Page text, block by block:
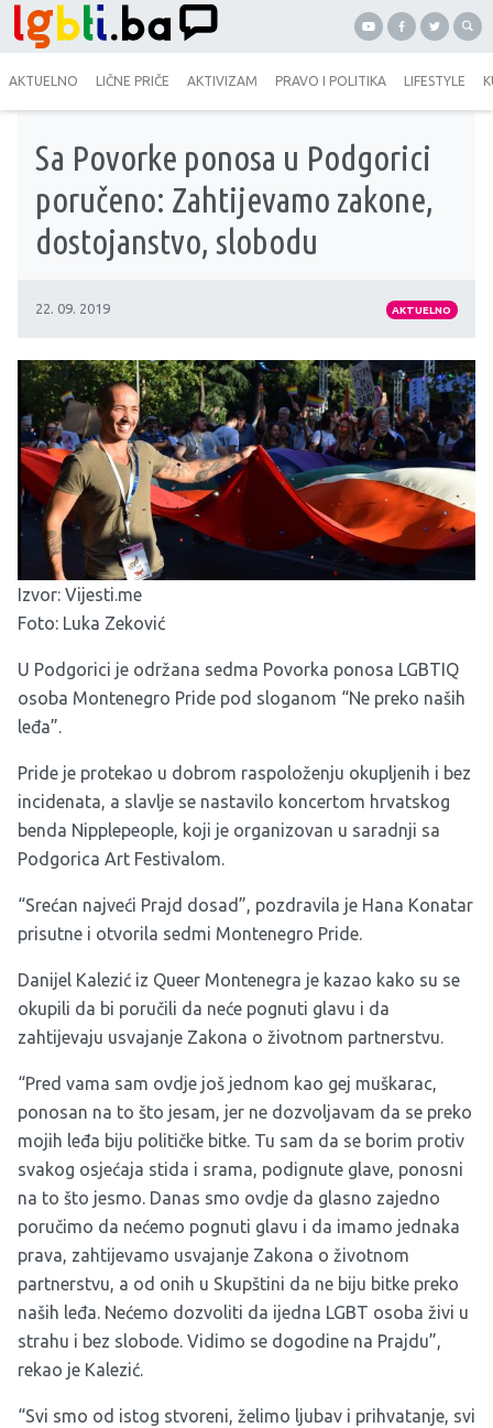
AKTUELNO LIČNE PRIČE AKTIVIZAM PRAVO I POLITIKA LIFESTYLE
Sa Povorke ponosa u Podgorici
poručeno: Zahtijevamo zakone,
dostojanstvo, slobodu
22. 09. 2019 AKTUELNO
Izvor: Vijesti.me
Foto: Luka Zeković
U Podgorici je održana sedma Povorka ponosa LGBTIQ
osoba Montenegro Pride pod sloganom “Ne preko naših
leđa”.
Pride je protekao u dobrom raspoloženju okupljenih i bez
incidenata, a slavlje se nastavilo koncertom hrvatskog
benda Nipplepeople, koji je organizovan u saradnji sa
Podgorica Art Festivalom.
“Srećan najveći Prajd dosad”, pozdravila je Hana Konatar
prisutne i otvorila sedmi Montenegro Pride.
Danijel Kalezić iz Queer Montenegra je kazao kako su se
okupili da bi poručili da neće pognuti glavu i da
zahtijevaju usvajanje Zakona o životnom partnerstvu.
“Pred vama sam ovdje još jednom kao gej muškarac,
ponosan na to što jesam, jer ne dozvoljavam da se preko
mojih leđa biju političke bitke. Tu sam da se borim protiv
svakog osjećaja stida i srama, podignute glave, ponosni
na to što jesmo. Danas smo ovdje da glasno zajedno
poručimo da nećemo pognuti glavu i da imamo jednaka
prava, zahtijevamo usvajanje Zakona o životnom
partnerstvu, a od onih u Skupštini da ne biju bitke preko
naših leđa. Nećemo dozvoliti da ijedna LGBT osoba živi u
strahu i bez slobode. Vidimo se dogodine na Prajdu”,
rekao je Kalezić.
“Svi smo od istog stvoreni, želimo ljubav i prihvatanje, svi